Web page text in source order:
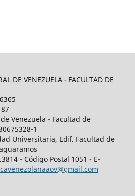
DE VENEZUELA - FACULTAD DE
Venezuela - Facultad de
1
Universitaria, Edif. Facultad de
- Código Postal 1051 - E-